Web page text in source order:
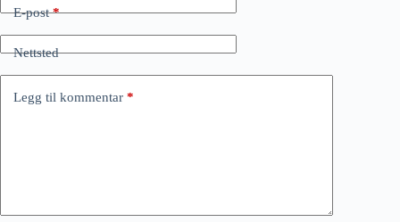
E-post*
Nettsted
Legg til kommentar *